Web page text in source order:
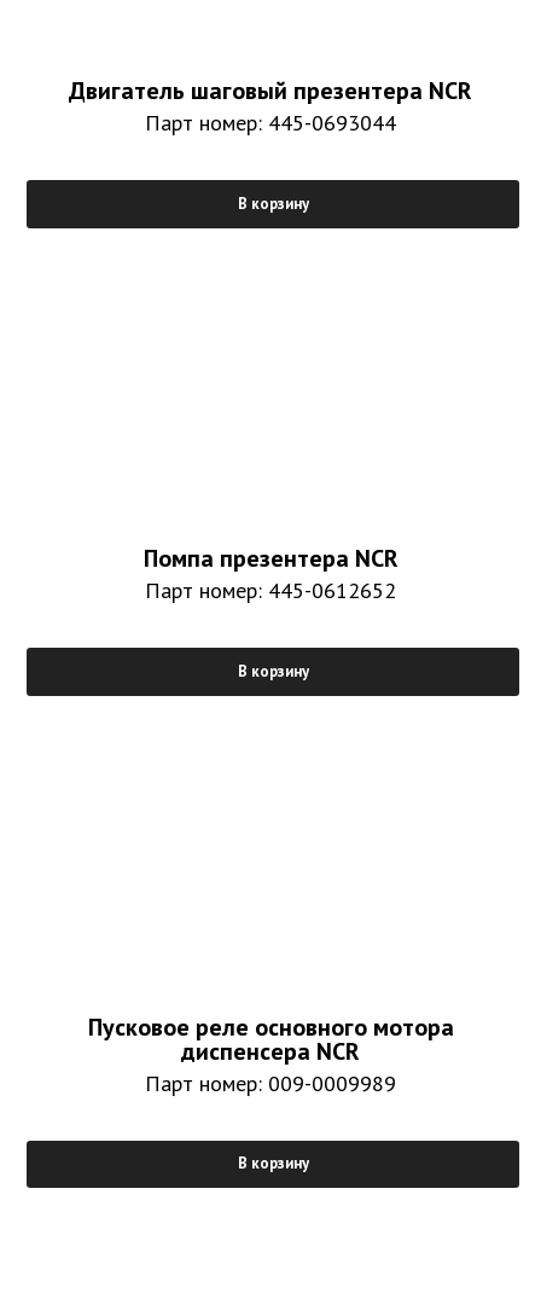
Двигатель шаговый презентера NCR
Парт номер: 445-0693044
В корзину
Помпа презентера NCR
Парт номер: 445-0612652
В корзину
Пусковое реле основного мотора
диспенсера NCR
Парт номер: 009-0009989
В корзину